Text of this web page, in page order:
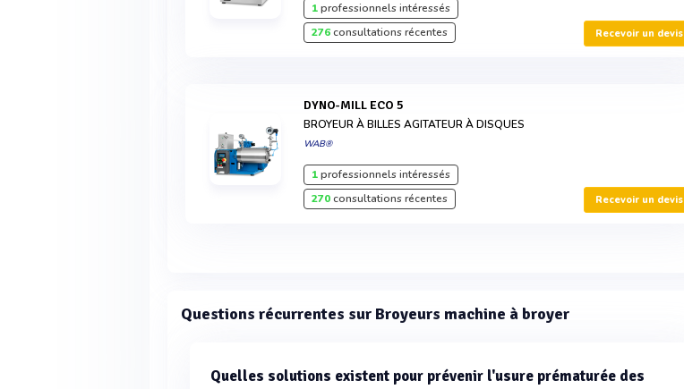
1professionnels intéressés
276consultations récentes Recevoir un devis
DYNO-MILL ECO 5
BROYEUR À BILLES AGITATEUR À DISQUES
WAB®
1professionnels intéressés
270consultations récentes Recevoir un devis
Questions récurrentes sur Broyeurs machine à broyer
Quelles solutions existent pour prévenir l'usure prématurée des